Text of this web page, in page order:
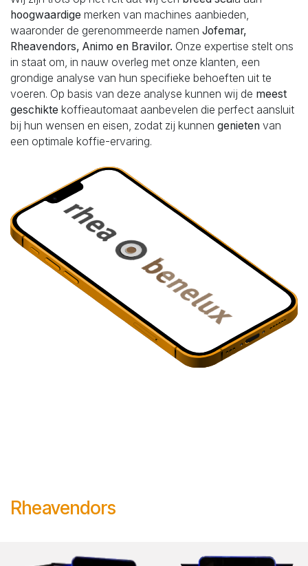
hoogwaardige merken van machines aanbieden,
waaronder de gerenommeerde namen Jofemar,
Rheavendors, Animo en Bravilor. Onze expertise stelt ons
in staat om, in nauw overleg met onze klanten, een
grondige analyse van hun specifieke behoeften uit te
voeren. Op basis van deze analyse kunnen wij de meest
geschikte koffieautomaat aanbevelen die perfect aansluit
bij hun wensen en eisen, zodat zij kunnen genieten van
een optimale koffie-ervaring.
Rheavendors